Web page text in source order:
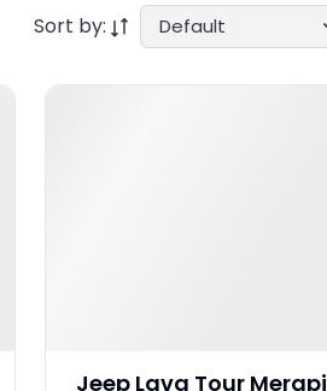
Sort by: Default
Jeep Lava Tour Merapi